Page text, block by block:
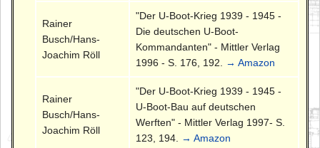
Rainer
Busch/Hans-
Joachim Röll
"Der U-Boot-Krieg 1939 - 1945 -
Die deutschen U-Boot-
Kommandanten" - Mittler Verlag
1996 - S. 176, 192.
→ Amazon
Rainer
Busch/Hans-
Joachim Röll
"Der U-Boot-Krieg 1939 - 1945 -
U-Boot-Bau auf deutschen
Werften" - Mittler Verlag 1997- S.
123, 194.
→ Amazon